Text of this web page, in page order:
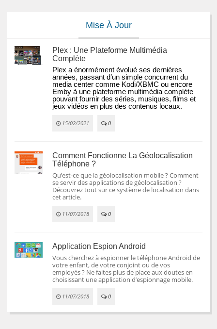
Mise À Jour
Plex : Une Plateforme Multimédia
Complète
Plex a énormément évolué ses dernières
années, passant d’un simple concurrent du
media center comme Kodi/XBMC ou encore
Emby à une plateforme multimédia complète
pouvant fournir des séries, musiques, films et
jeux vidéos en plus des contenus locaux.
15/02/2021 0
Comment Fonctionne La Géolocalisation
Téléphone ?
Qu’est-ce que la géolocalisation mobile ? Comment
se servir des applications de géolocalisation ?
Découvrez tout sur ce système de localisation dans
cet article.
11/07/2018 0
Application Espion Android
Vous cherchez à espionner le téléphone Android de
votre enfant, de votre conjoint ou de vos
employés ? Ne faites plus de place aux doutes en
choisissant une application d’espionnage mobile.
11/07/2018 0